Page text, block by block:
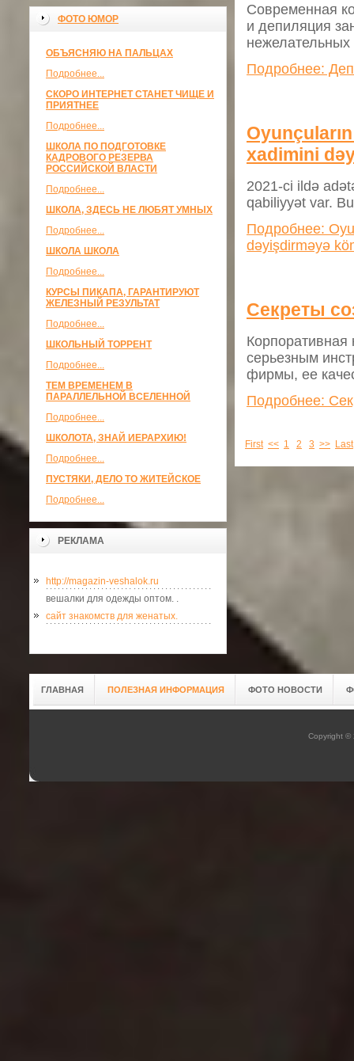
ФОТО ЮМОР
ОБЪЯСНЯЮ НА ПАЛЬЦАХ
Подробнее...
СКОРО ИНТЕРНЕТ СТАНЕТ ЧИЩЕ И
ПРИЯТНЕЕ
Подробнее...
ШКОЛА ПО ПОДГОТОВКЕ
КАДРОВОГО РЕЗЕРВА
РОССИЙСКОЙ ВЛАСТИ
Подробнее...
ШКОЛА, ЗДЕСЬ НЕ ЛЮБЯТ УМНЫХ
Подробнее...
ШКОЛА ШКОЛА
Подробнее...
КУРСЫ ПИКАПА, ГАРАНТИРУЮТ
ЖЕЛЕЗНЫЙ РЕЗУЛЬТАТ
Подробнее...
ШКОЛЬНЫЙ ТОРРЕНТ
Подробнее...
ТЕМ ВРЕМЕНЕМ В
ПАРАЛЛЕЛЬНОЙ ВСЕЛЕННОЙ
Подробнее...
ШКОЛОТА, ЗНАЙ ИЕРАРХИЮ!
Подробнее...
ПУСТЯКИ, ДЕЛО ТО ЖИТЕЙСКОЕ
Подробнее...
РЕКЛАМА
http://magazin-veshalok.ru
вешалки для одежды оптом. .
сайт знакомств для женатых.
Современная
и депиляция
нежелательных
Подробнее:
xadimini
2021-ci ildə
qabiliyyət var.
Подробнее:
dəyişdirməyə
Секреты
Корпоративная
серьезным
фирмы, ее
Подробнее:
First << 1 2 3 >> Last
ГЛАВНАЯ ПОЛЕЗНАЯ ИНФОРМАЦИЯ ФОТО НОВОСТИ
Copyright ©